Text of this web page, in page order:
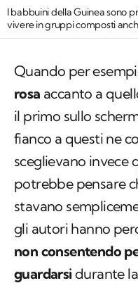
I babbuini della Guinea sono
vivere in gruppi composti
Quando per
rosa accanto a
il primo sullo
fianco a questi ne
sceglievano invece
potrebbe pensare
stavano
gli autori hanno
non consentendo
guardarsi durante